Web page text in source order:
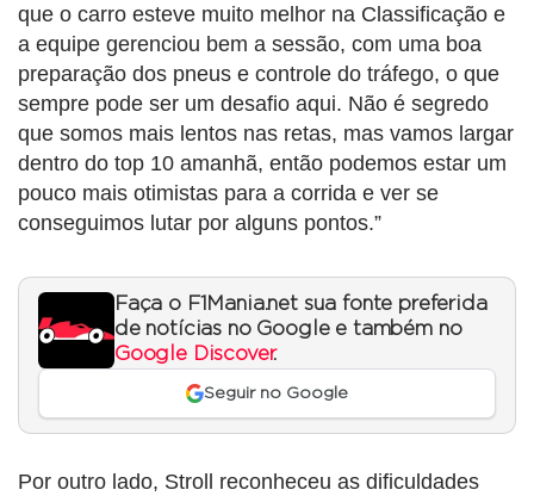
que o carro esteve muito melhor na Classificação e
a equipe gerenciou bem a sessão, com uma boa
preparação dos pneus e controle do tráfego, o que
sempre pode ser um desafio aqui. Não é segredo
que somos mais lentos nas retas, mas vamos largar
dentro do top 10 amanhã, então podemos estar um
pouco mais otimistas para a corrida e ver se
conseguimos lutar por alguns pontos.”
Faça o F1Mania.net sua fonte preferida
de notícias no Google e também no
Google Discover.
Seguir no Google
Por outro lado, Stroll reconheceu as dificuldades